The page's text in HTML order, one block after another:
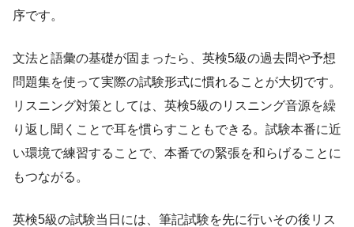
序です。
文法と語彙の基礎が固まったら、英検5級の過去問や予想
問題集を使って実際の試験形式に慣れることが大切です。
リスニング対策としては、英検5級のリスニング音源を繰
り返し聞くことで耳を慣らすこともできる。試験本番に近
い環境で練習することで、本番での緊張を和らげることに
もつながる。
英検5級の試験当日には、筆記試験を先に行いその後リス